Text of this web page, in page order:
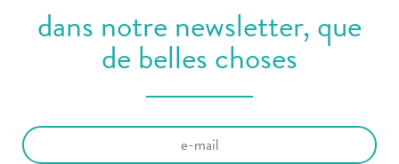
dans notre newsletter, que
de belles choses